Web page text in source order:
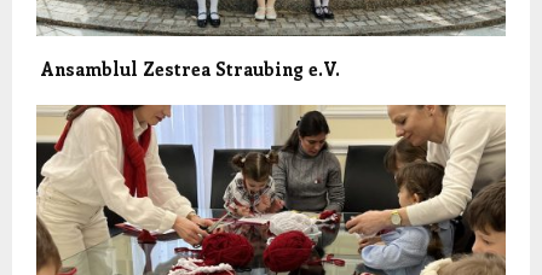
Ansamblul Zestrea Straubing e.V.